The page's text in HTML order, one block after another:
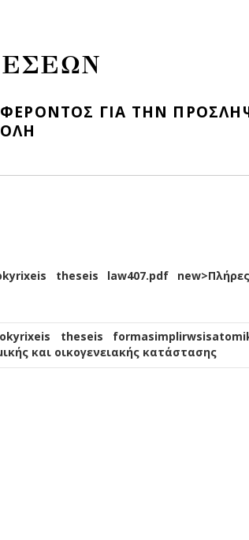
ΓΙΑ ΤΗΝ
theseis law407.pdf
theseis
και οικογενειακής κατάστασης